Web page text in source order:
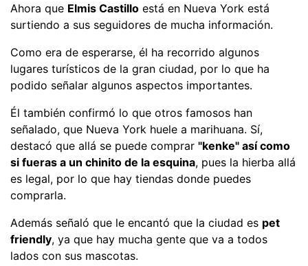
Ahora que Elmis Castillo está en Nueva York está
surtiendo a sus seguidores de mucha información.
Como era de esperarse, él ha recorrido algunos
lugares turísticos de la gran ciudad, por lo que ha
podido señalar algunos aspectos importantes.
Él también confirmó lo que otros famosos han
señalado, que Nueva York huele a marihuana. Sí,
destacó que allá se puede comprar "kenke" así como
si fueras a un chinito de la esquina, pues la hierba allá
es legal, por lo que hay tiendas donde puedes
comprarla.
Además señaló que le encantó que la ciudad es pet
friendly, ya que hay mucha gente que va a todos
lados con sus mascotas.